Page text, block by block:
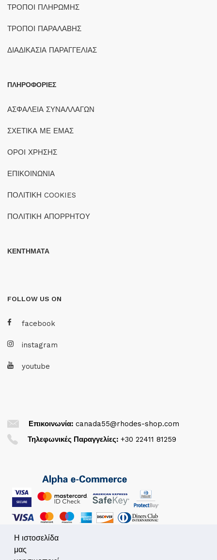
ΤΡΟΠΟΙ ΠΛΗΡΩΜΗΣ
ΤΡΟΠΟΙ ΠΑΡΑΛΑΒΗΣ
ΔΙΑΔΙΚΑΣΙΑ ΠΑΡΑΓΓΕΛΙΑΣ
ΠΛΗΡΟΦΟΡΙΕΣ
ΑΣΦΑΛΕΙΑ ΣΥΝΑΛΛΑΓΩΝ
ΣΧΕΤΙΚΑ ΜΕ ΕΜΑΣ
ΟΡΟΙ ΧΡΗΣΗΣ
ΕΠΙΚΟΙΝΩΝΙΑ
ΠΟΛΙΤΙΚΗ COOKIES
ΠΟΛΙΤΙΚΗ ΑΠΟΡΡΗΤΟΥ
ΚΕΝΤΗΜΑΤΑ
FOLLOW US ON
facebook
instagram
youtube
Επικοινωνία: canada55@rhodes-shop.com
Τηλεφωνικές Παραγγελίες: +30 22411 81259
Η ιστοσελίδα
μας